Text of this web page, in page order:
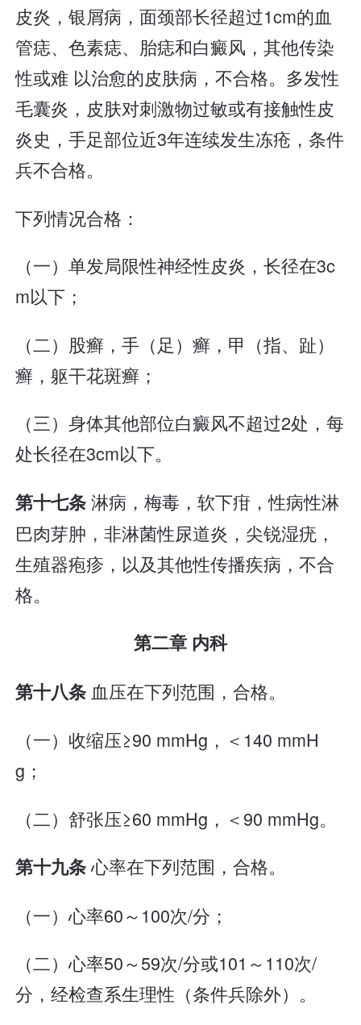
皮炎，银屑病，面颈部长径超过1cm的血
管痣、色素痣、胎痣和白癜风，其他传染
性或难 以治愈的皮肤病，不合格。多发性
毛囊炎，皮肤对刺激物过敏或有接触性皮
炎史，手足部位近3年连续发生冻疮，条件
兵不合格。
下列情况合格：
（一）单发局限性神经性皮炎，长径在3c
m以下；
（二）股癣，手（足）癣，甲（指、趾）
癣，躯干花斑癣；
（三）身体其他部位白癜风不超过2处，每
处长径在3cm以下。
第十七条淋病，梅毒，软下疳，性病性淋
巴肉芽肿，非淋菌性尿道炎，尖锐湿疣，
生殖器疱疹，以及其他性传播疾病，不合
格。
第二章 内科
第十八条 血压在下列范围，合格。
（一）收缩压≥90 mmHg，＜140 mmH
g；
（二）舒张压≥60 mmHg，＜90 mmHg。
第十九条心率在下列范围，合格。
（一）心率60～100次/分；
（二）心率50～59次/分或101～110次/
分，经检查系生理性（条件兵除外）。